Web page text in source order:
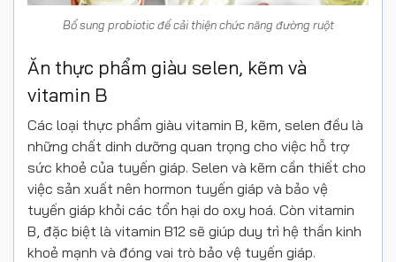
Bổ sung probiotic để cải thiện chức năng đường ruột
Ăn thực phẩm giàu selen, kẽm và
vitamin B
Các loại thực phẩm giàu vitamin B, kẽm, selen đều là
những chất dinh dưỡng quan trọng cho việc hỗ trợ
sức khoẻ của tuyến giáp. Selen và kẽm cần thiết cho
việc sản xuất nên hormon tuyến giáp và bảo vệ
tuyến giáp khỏi các tổn hại do oxy hoá. Còn vitamin
B, đặc biệt là vitamin B12 sẽ giúp duy trì hệ thần kinh
khoẻ mạnh và đóng vai trò bảo vệ tuyến giáp.